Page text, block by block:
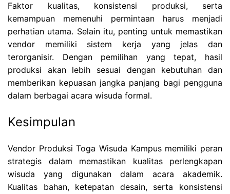
Faktor kualitas, konsistensi produksi, serta
kemampuan memenuhi permintaan harus menjadi
perhatian utama. Selain itu, penting untuk memastikan
vendor memiliki sistem kerja yang jelas dan
terorganisir. Dengan pemilihan yang tepat, hasil
produksi akan lebih sesuai dengan kebutuhan dan
memberikan kepuasan jangka panjang bagi pengguna
dalam berbagai acara wisuda formal.
Kesimpulan
Vendor Produksi Toga Wisuda Kampus memiliki peran
strategis dalam memastikan kualitas perlengkapan
wisuda yang digunakan dalam acara akademik.
Kualitas bahan, ketepatan desain, serta konsistensi